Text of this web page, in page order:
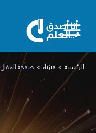
الرئيسية فيزياء صفحة المقال